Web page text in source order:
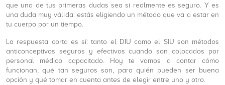
que una de tus primeras dudas sea si realmente es seguro. Y es
una duda muy válida: estás eligiendo un método que va a estar en
tu cuerpo por un tiempo.
La respuesta corta es sí: tanto el DIU como el SIU son métodos
anticonceptivos seguros y efectivos cuando son colocados por
personal médico capacitado. Hoy te vamos a contar cómo
funcionan, qué tan seguros son, para quién pueden ser buena
opción y qué tomar en cuenta antes de elegir entre uno y otro.